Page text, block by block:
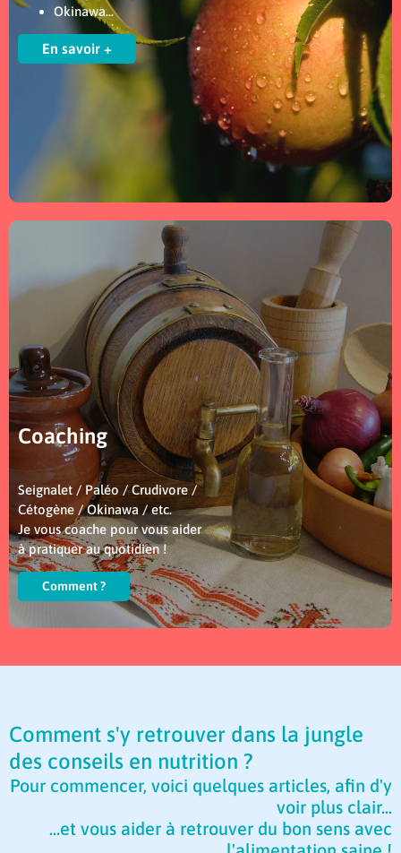
Okinawa...
En savoir +
Coaching
Seignalet / Paléo / Crudivore /
Cétogène / Okinawa / etc.
Je vous coache pour vous aider
à pratiquer au quotidien !
Comment ?
Comment s'y retrouver dans la jungle
des conseils en nutrition ?
Pour commencer, voici quelques articles, afin d'y
voir plus clair...
...et vous aider à retrouver du bon sens avec